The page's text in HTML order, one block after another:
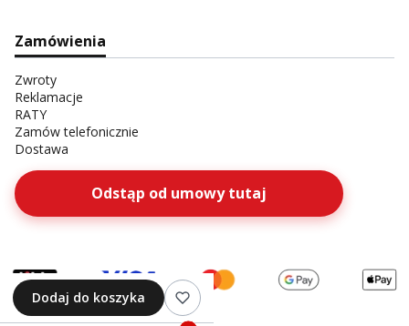
Zamówienia
Zwroty
Reklamacje
RATY
Zamów telefonicznie
Dostawa
Odstąp od umowy tutaj
Dodaj do koszyka